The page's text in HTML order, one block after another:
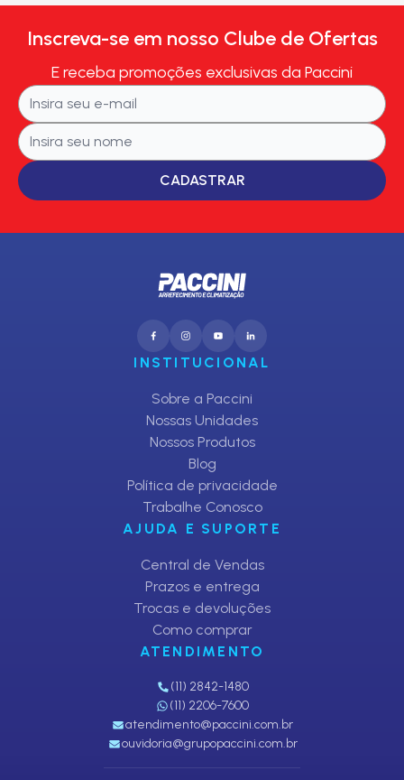
Inscreva-se em nosso Clube de Ofertas
E receba promoções exclusivas da Paccini
CADASTRAR
INSTITUCIONAL
Sobre a Paccini
Nossas Unidades
Nossos Produtos
Blog
Política de privacidade
Trabalhe Conosco
AJUDA E SUPORTE
Central de Vendas
Prazos e entrega
Trocas e devoluções
Como comprar
ATENDIMENTO
(11) 2842-1480
(11) 2206-7600
atendimento@paccini.com.br
ouvidoria@grupopaccini.com.br